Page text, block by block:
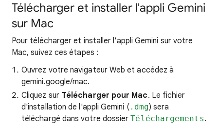
Télécharger et installer l'appli Gemini
sur Mac
Pour télécharger et installer l'appli Gemini sur votre
Mac, suivez ces étapes :
Ouvrez votre navigateur Web et accédez à
gemini.google/mac.
Cliquez sur Télécharger pour Mac. Le fichier
d'installation de l'appli Gemini (.dmg) sera
téléchargé dans votre dossierTéléchargements.